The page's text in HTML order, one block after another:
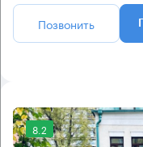
Позвонить
8.2